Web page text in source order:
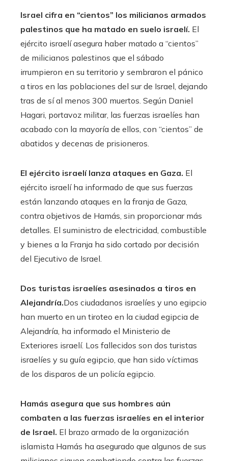
Israel cifra en “cientos” los milicianos armados
palestinos que ha matado en suelo israelí. El
ejército israelí asegura haber matado a “cientos”
de milicianos palestinos que el sábado
irrumpieron en su territorio y sembraron el pánico
a tiros en las poblaciones del sur de Israel, dejando
tras de sí al menos 300 muertos. Según Daniel
Hagari, portavoz militar, las fuerzas israelíes han
acabado con la mayoría de ellos, con “cientos” de
abatidos y decenas de prisioneros.
El ejército israelí lanza ataques en Gaza. El
ejército israelí ha informado de que sus fuerzas
están lanzando ataques en la franja de Gaza,
contra objetivos de Hamás, sin proporcionar más
detalles. El suministro de electricidad, combustible
y bienes a la Franja ha sido cortado por decisión
del Ejecutivo de Israel.
Dos turistas israelíes asesinados a tiros en
Alejandría.Dos ciudadanos israelíes y uno egipcio
han muerto en un tiroteo en la ciudad egipcia de
Alejandría, ha informado el Ministerio de
Exteriores israelí. Los fallecidos son dos turistas
israelíes y su guía egipcio, que han sido víctimas
de los disparos de un policía egipcio.
Hamás asegura que sus hombres aún
combaten a las fuerzas israelíes en el interior
de Israel. El brazo armado de la organización
islamista Hamás ha asegurado que algunos de sus